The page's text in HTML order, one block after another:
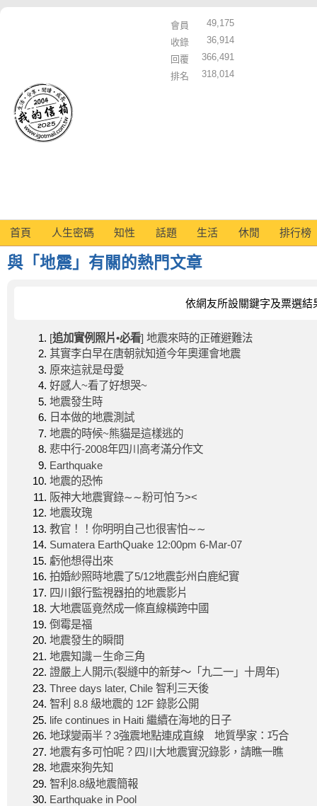
會員
49,175
收錄
36,914
回覆
366,491
排名
318,014
首頁 人生密碼 知性 話題 生活 休閒 排行榜
與「地震」有關的熱門文章
依網友所設關鍵字及票選結
[追加實例照片•必看] 地震來時的正確避難法
其實李白早在唐朝就知道今年奧運會地震
原來這就是母愛
好感人~看了好想哭~
地震發生時
日本做的地震測試
地震的時候~熊貓是這樣逃的
悲中行-2008年四川高考滿分作文
Earthquake
地震的恐怖
阪神大地震實錄∼∼粉可怕ㄋ><
地震玫瑰
教官！！你明明自己也很害怕∼∼
Sumatera EarthQuake 12:00pm 6-Mar-07
虧他想得出來
拍婚紗照時地震了5/12地震彭州白鹿紀實
四川銀行監視器拍的地震影片
大地震區竟然成一條直線橫跨中國
倒霉是福
地震發生的瞬間
地震知識－生命三角
證嚴上人開示(裂縫中的新芽～「九二一」十周年)
Three days later, Chile 智利三天後
智利 8.8 級地震的 12F 錄影公開
life continues in Haiti 繼續在海地的日子
地球變兩半？3強震地點連成直線 地質學家：巧合
地震有多可怕呢？四川大地震實況錄影，請瞧一瞧
地震來狗先知
智利8.8級地震簡報
Earthquake in Pool